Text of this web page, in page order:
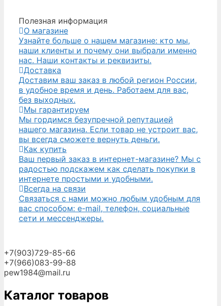
Полезная информация
О магазине
Узнайте больше о нашем магазине: кто мы,
наши клиенты и почему они выбрали именно
нас. Наши контакты и реквизиты.
Доставка
Доставим ваш заказ в любой регион России,
в удобное время и день. Работаем для вас,
без выходных.
Мы гарантируем
Мы гордимся безупречной репутацией
нашего магазина. Если товар не устроит вас,
вы всегда сможете вернуть деньги.
Как купить
Ваш первый заказ в интернет-магазине? Мы с
радостью подскажем как сделать покупки в
интернете простыми и удобными.
Всегда на связи
Связаться с нами можно любым удобным для
вас способом: e-mail, телефон, социальные
сети и мессенджеры.
+7(903)729-85-66
+7(966)083-99-88
pew1984@mail.ru
Каталог товаров